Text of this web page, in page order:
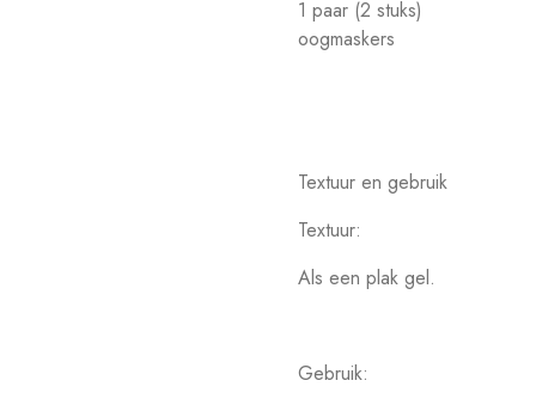
1 paar (2 stuks)
oogmaskers
Textuur en gebruik
Textuur:
Als een plak gel.
Gebruik: